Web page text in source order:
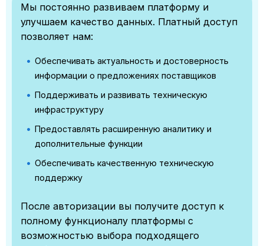
Мы постоянно развиваем платформу и
улучшаем качество данных. Платный доступ
позволяет нам:
Обеспечивать актуальность и достоверность
информации о предложениях поставщиков
Поддерживать и развивать техническую
инфраструктуру
Предоставлять расширенную аналитику и
дополнительные функции
Обеспечивать качественную техническую
поддержку
После авторизации вы получите доступ к
полному функционалу платформы с
возможностью выбора подходящего